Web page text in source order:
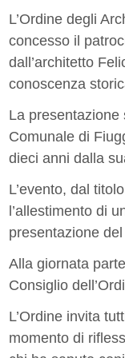
L’Ordine degli
concesso il
dall’architetto
conoscenza
La presentazione
Comunale di
dieci anni dalla
L’evento, dal titolo
l’allestimento di
presentazione
Alla giornata
Consiglio
L’Ordine invita
momento di